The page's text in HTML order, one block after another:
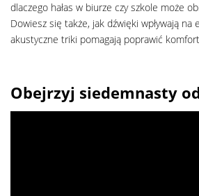
dlaczego hałas w biurze czy szkole może
Dowiesz się także, jak dźwięki wpływają na
akustyczne triki pomagają poprawić
Obejrzyj siedemnasty